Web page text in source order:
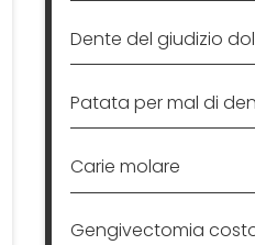
Dente del giudizio
Patata per mal di
Carie molare
Gengivectomia